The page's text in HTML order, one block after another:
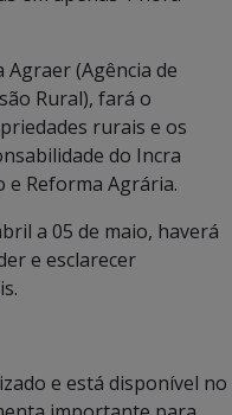
(Agência de
Rural), fará o
rurais e os
do Incra
e Reforma Agrária.
a 05 de maio, haverá
e esclarecer
e está disponível no